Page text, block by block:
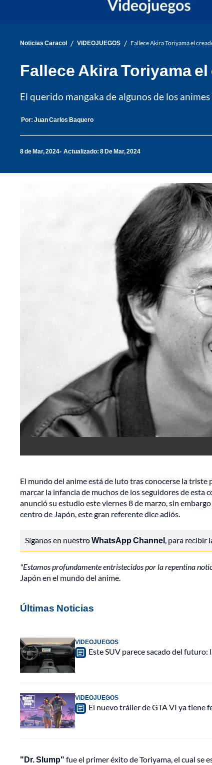
Noticias Caracol / VIDEOJUEGOS / Fallece Akira Toriyama el
Fallece Akira Toriyama
El querido mangaka de algunos de los
Por: Juan Carlos Baquero
8 de Mar, 2024 Actualizado: 8 De Mar, 2024
El mundo del anime está de luto tras conocerse la triste
marcar la infancia de muchos de los seguidores de
anunció su estudio este viernes 8 de marzo, sin
centro de Japón, este gran referente dice adiós.
Síganos en nuestroWhatsApp Channel, para recibir
"Estamos profundamente entristecidos por la repentina
Japón en el mundo del anime.
Últimas Noticias
VIDEOJUEGOS
Este SUV parece sacado del
VIDEOJUEGOS
El nuevo tráiler de GTA VI ya tiene
"Dr. Slump" fue el primer éxito de Toriyama, el cual